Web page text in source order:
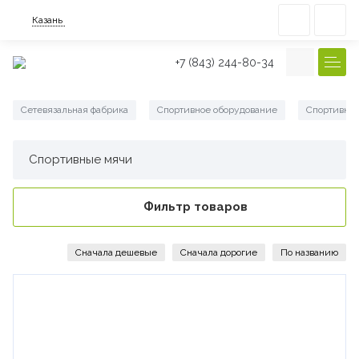
Казань
+7 (843) 244-80-34
Сетевязальная фабрика Спортивное оборудование
Спортивные мячи
Фильтр товаров